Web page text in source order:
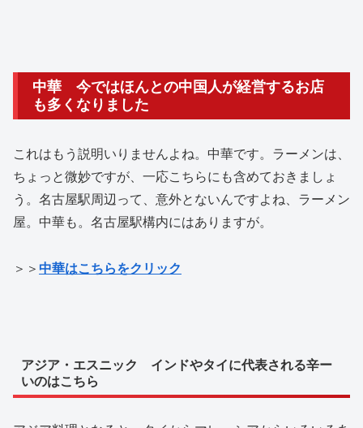
中華 今ではほんとの中国人が経営するお店
も多くなりました
これはもう説明いりませんよね。中華です。ラーメンは、
ちょっと微妙ですが、一応こちらにも含めておきましょ
う。名古屋駅周辺って、意外とないんですよね、ラーメン
屋。中華も。名古屋駅構内にはありますが。
＞＞ 中華はこちらをクリック
アジア・ エスニック インドやタイに代表される辛ー
いのはこちら